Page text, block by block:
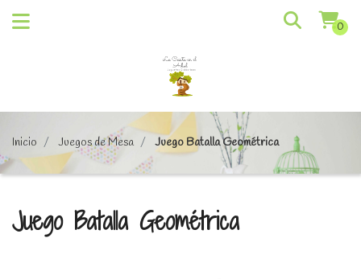
0
Inicio Juegos de Mesa Juego Batalla Geométrica
Juego Batalla Geométrica